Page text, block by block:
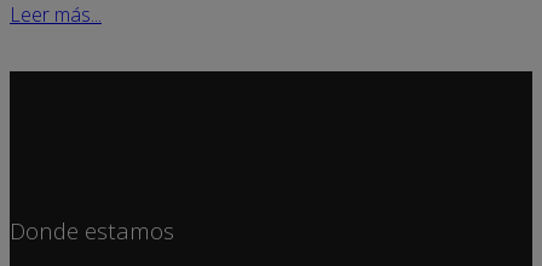
Leer más...
Donde estamos